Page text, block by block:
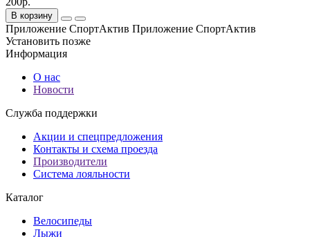
В корзину
Приложение СпортАктив Приложение СпортАктив
Установить позже
Информация
О нас
Новости
Служба поддержки
Акции и спецпредложения
Контакты и схема проезда
Производители
Система лояльности
Каталог
Велосипеды
Лыжи